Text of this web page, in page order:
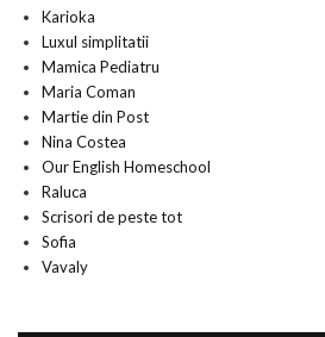
Karioka
Luxul simplitatii
Mamica Pediatru
Maria Coman
Martie din Post
Nina Costea
Our English Homeschool
Raluca
Scrisori de peste tot
Sofia
Vavaly